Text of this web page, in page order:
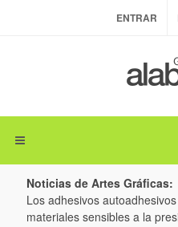
ENTRAR
Noticias de Artes Gráficas:
Los adhesivos
materiales sensibles a la